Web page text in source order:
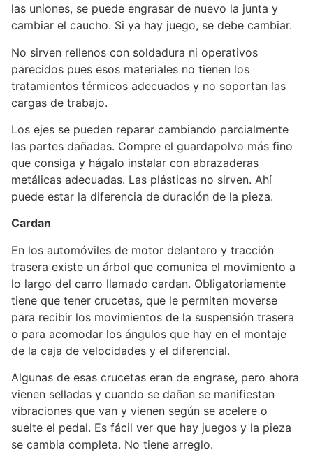
las uniones, se puede engrasar de nuevo la junta y
cambiar el caucho. Si ya hay juego, se debe cambiar.
No sirven rellenos con soldadura ni operativos
parecidos pues esos materiales no tienen los
tratamientos térmicos adecuados y no soportan las
cargas de trabajo.
Los ejes se pueden reparar cambiando parcialmente
las partes dañadas. Compre el guardapolvo más fino
que consiga y hágalo instalar con abrazaderas
metálicas adecuadas. Las plásticas no sirven. Ahí
puede estar la diferencia de duración de la pieza.
Cardan
En los automóviles de motor delantero y tracción
trasera existe un árbol que comunica el movimiento a
lo largo del carro llamado cardan. Obligatoriamente
tiene que tener crucetas, que le permiten moverse
para recibir los movimientos de la suspensión trasera
o para acomodar los ángulos que hay en el montaje
de la caja de velocidades y el diferencial.
Algunas de esas crucetas eran de engrase, pero ahora
vienen selladas y cuando se dañan se manifiestan
vibraciones que van y vienen según se acelere o
suelte el pedal. Es fácil ver que hay juegos y la pieza
se cambia completa. No tiene arreglo.